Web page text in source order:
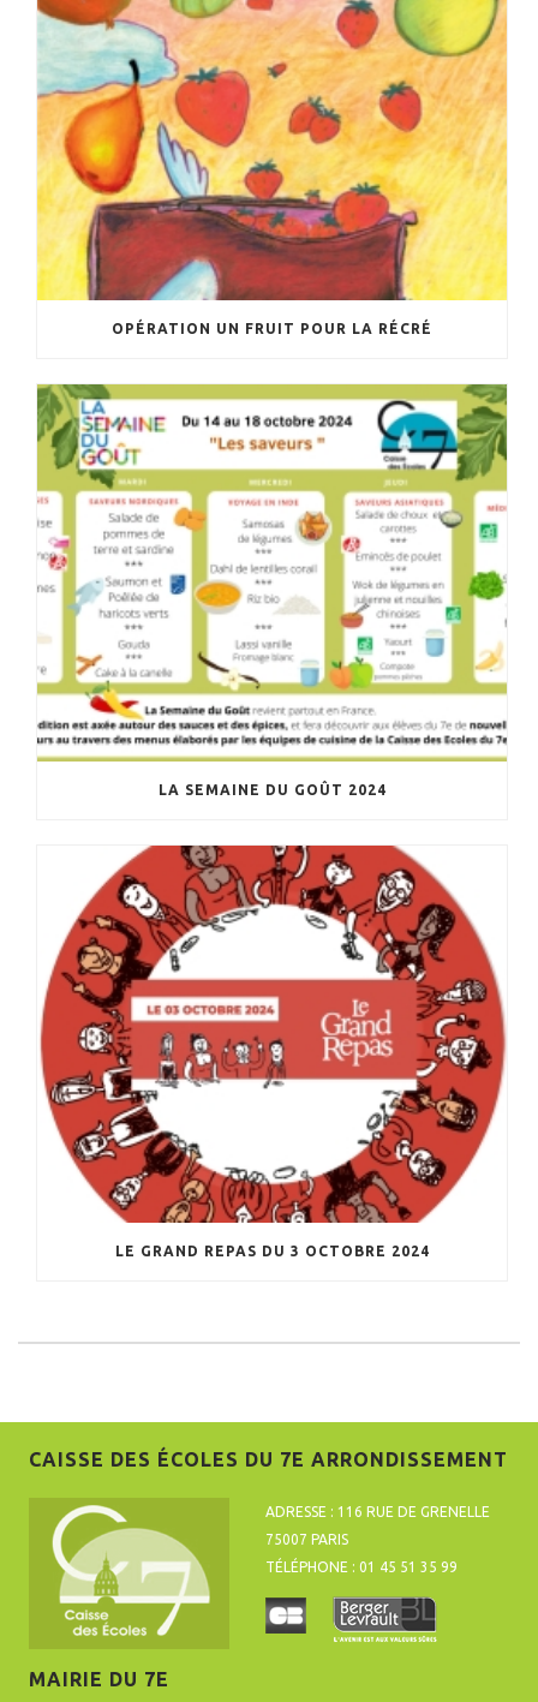
OPÉRATION UN FRUIT POUR LA RÉCRÉ
LA SEMAINE DU GOÛT 2024
LE GRAND REPAS DU 3 OCTOBRE 2024
CAISSE DES ÉCOLES DU 7E ARRONDISSEMENT
ADRESSE : 116 RUE DE GRENELLE
75007 PARIS
TÉLÉPHONE : 01 45 51 35 99
MAIRIE DU 7E